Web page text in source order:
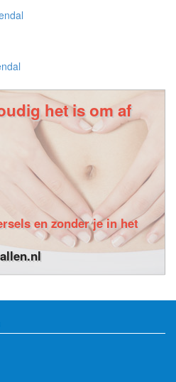
het is om af
en zonder je in het